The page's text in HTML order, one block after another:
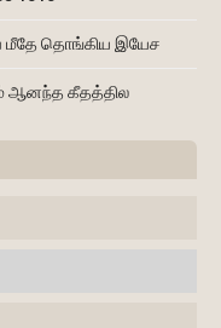
மீதே தொங்கிய இயேச
ஆனந்த கீதத்தில